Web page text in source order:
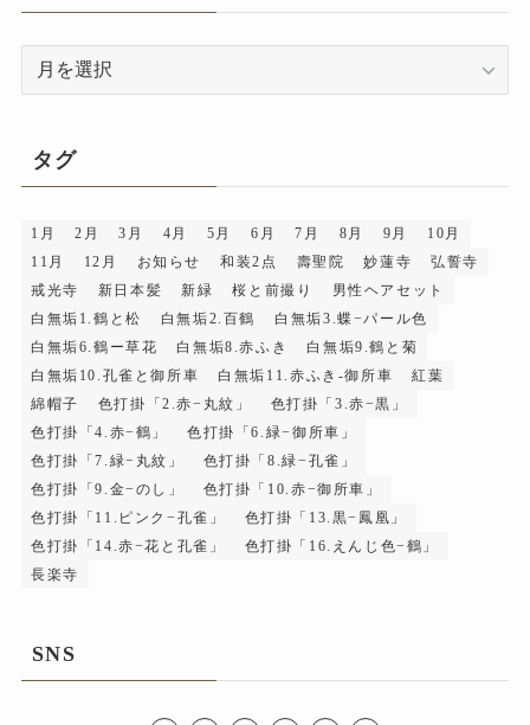
イ
ブ
タグ
1月 2月 3月 4月 5月 6月 7月 8月 9月
10月
11月
12月 お知らせ 和装2点 壽聖院 妙蓮寺
弘誓寺
戒光寺
新日本髪 新緑 桜と前撮り
男性ヘアセット
白無垢1.鶴と松
白無垢2.百鶴
白無垢3.蝶−パール色
白無垢6.鶴ー草花
白無垢8.赤ふき
白無垢9.鶴と菊
白無垢10.孔雀と御所車
白無垢11.赤ふき-御所車
紅葉
綿帽子
色打掛「2.赤−丸紋」
色打掛「3.赤−黒」
色打掛「4.赤−鶴」
色打掛「6.緑−御所車」
色打掛「7.緑−丸紋」
色打掛「8.緑−孔雀」
色打掛「9.金−のし」
色打掛「10.赤−御所車」
色打掛「11.ピンク−孔雀」
色打掛「13.黒−鳳凰」
色打掛「14.赤−花と孔雀」
色打掛「16.えんじ色−鶴」
長楽寺
SNS